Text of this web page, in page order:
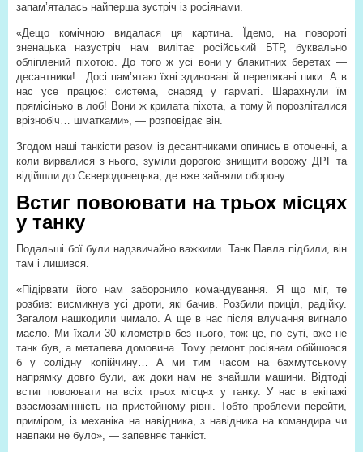
запам’яталась найперша зустріч із росіянами.
«Дещо комічною видалася ця картина. Їдемо, на повороті
зненацька назустріч нам вилітає російський БТР, буквально
обліплений піхотою. До того ж усі вони у блакитних беретах —
десантники!.. Досі пам’ятаю їхні здивовані й перелякані пики. А в
нас усе працює: система, снаряд у гарматі. Шарахнули їм
прямісінько в лоб! Вони ж крилата піхота, а тому й порозліталися
врізнобіч… шматками», — розповідає він.
Згодом наші танкісти разом із десантниками опинись в оточенні, а
коли вирвалися з нього, зуміли дорогою знищити ворожу ДРГ та
відійшли до Сєверодонецька, де вже зайняли оборону.
Встиг повоювати на трьох місцях
у танку
Подальші бої були надзвичайно важкими. Танк Павла підбили, він
там і лишився.
«Підірвати його нам заборонило командування. Я що міг, те
розбив: висмикнув усі дроти, які бачив. Розбили приціл, радійку.
Загалом нашкодили чимало. А ще в нас після влучання вигнало
масло. Ми їхали 30 кілометрів без нього, тож це, по суті, вже не
танк був, а металева домовина. Тому ремонт росіянам обійшовся
б у солідну копійчину… А ми тим часом на бахмутському
напрямку довго були, аж доки нам не знайшли машини. Відтоді
встиг повоювати на всіх трьох місцях у танку. У нас в екіпажі
взаємозамінність на пристойному рівні. Тобто проблеми перейти,
приміром, із механіка на навідника, з навідника на командира чи
навпаки не було», — запевняє танкіст.